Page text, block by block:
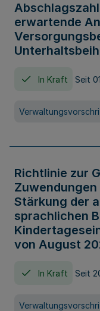
erwartende
In Kraft Seit
Richtlinie zur
Stärkung der
sprachlichen
von August
In Kraft Seit